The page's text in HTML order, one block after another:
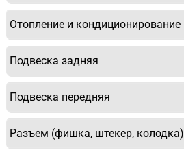
Отопление и кондиционирование
Подвеска задняя
Подвеска передняя
Разъем (фишка, штекер, колодка)